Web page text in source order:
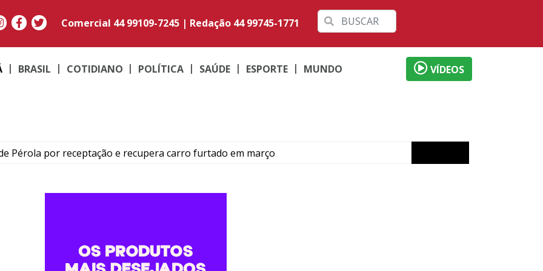
Comercial 44 99109-7245 | Redação 44 99745-1771
BRASIL COTIDIANO POLÍTICA SAÚDE ESPORTE MUNDO VÍDEOS
Pérola por receptação e recupera carro furtado em março
maconha e PM apreende moto adulterada em Perobal